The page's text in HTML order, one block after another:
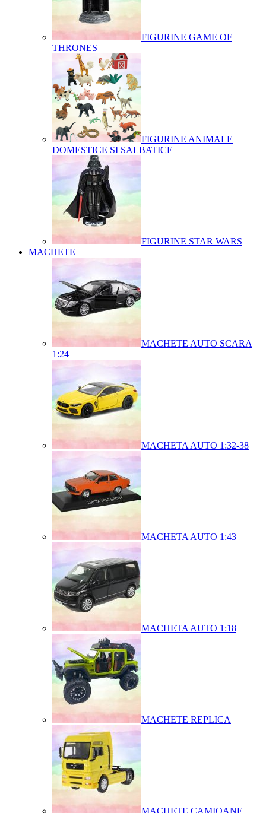
FIGURINE GAME OF
THRONES
FIGURINE ANIMALE
DOMESTICE SI SALBATICE
FIGURINE STAR WARS
MACHETE
MACHETE AUTO SCARA
1:24
MACHETA AUTO 1:32-38
MACHETA AUTO 1:43
MACHETA AUTO 1:18
MACHETE REPLICA
MACHETE CAMIOANE